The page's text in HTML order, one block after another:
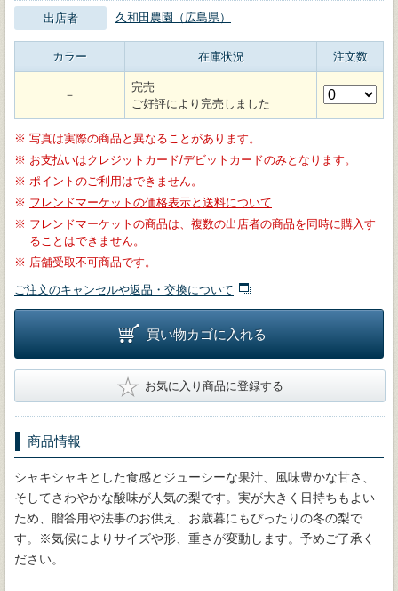
出店者 久和田農園（広島県）
カラー 在庫状況 注文数
－
完売
ご好評により完売しました
※ 写真は実際の商品と異なることがあります。
※ お支払いはクレジットカード/デビットカードのみとなります。
※ ポイントのご利用はできません。
※ フレンドマーケットの価格表示と送料について
※ フレンドマーケットの商品は、複数の出店者の商品を同時に購入す
ることはできません。
※ 店舗受取不可商品です。
ご注文のキャンセルや返品・交換について
買い物カゴに入れる
★ お気に入り商品に登録する
商品情報
シャキシャキとした食感とジューシーな果汁、風味豊かな甘さ、
そしてさわやかな酸味が人気の梨です。実が大きく日持ちもよい
ため、贈答用や法事のお供え、お歳暮にもぴったりの冬の梨で
す。※気候によりサイズや形、重さが変動します。予めご了承く
ださい。